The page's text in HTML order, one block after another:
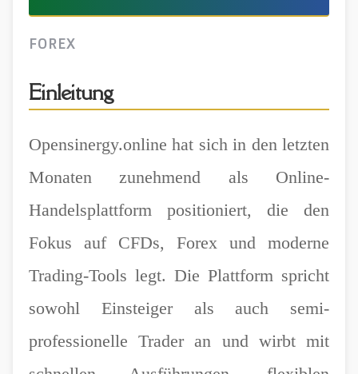
FOREX
Einleitung
Opensinergy.online hat sich in den letzten
Monaten zunehmend als Online-
Handelsplattform positioniert, die den
Fokus auf CFDs, Forex und moderne
Trading-Tools legt. Die Plattform spricht
sowohl Einsteiger als auch semi-
professionelle Trader an und wirbt mit